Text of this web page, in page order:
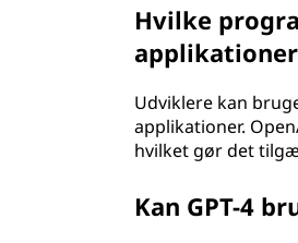
Hvilke
Udviklere kan
applikationer.
hvilket gør det
Kan GPT-4